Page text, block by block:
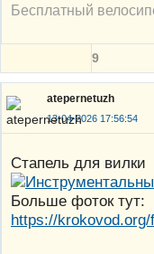
Бесплатный
9
atepernetuzh
13-04-2026 17:56:54
Стапель для вилки
Больше фоток тут:
https://